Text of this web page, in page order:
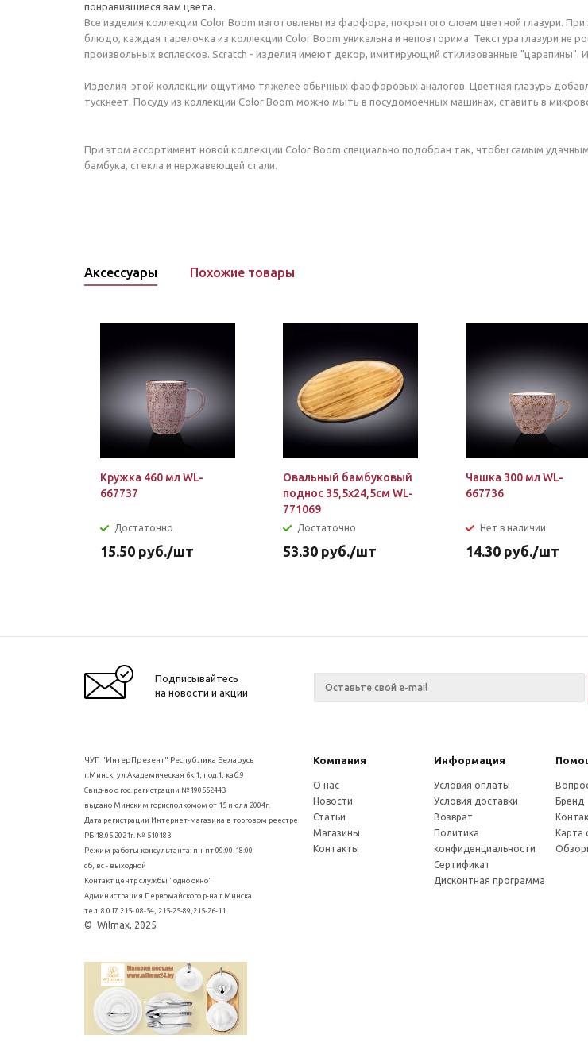
понравившиеся вам цвета.
Все изделия коллекции Color Boom изготовлены из фарфора, покрытого слоем цветной глазури.
блюдо, каждая тарелочка из коллекции Color Boom уникальна и неповторима. Текстура глазури не
произвольных всплесков. Scratch - изделия имеют декор, имитирующий стилизованные "царапины".
Изделия этой коллекции ощутимо тяжелее обычных фарфоровых аналогов. Цветная глазурь
тускнеет. Посуду из коллекции Color Boom можно мыть в посудомоечных машинах, ставить в
При этом ассортимент новой коллекции Color Boom специально подобран так, чтобы самым
бамбука, стекла и нержавеющей стали.
Аксессуары Похожие товары
Кружка 460 мл WL-
667737
Достаточно
15.50 руб./шт
Овальный бамбуковый
поднос 35,5х24,5см WL-
771069
Достаточно
53.30 руб./шт
Чашка 300 мл WL-
667736
Нет в наличии
14.30 руб./шт
Подписывайтесь
на новости и акции
ЧУП "ИнтерПрезент" Республика Беларусь
г.Минск, ул.Академическая 6к.1, под.1, каб.9
Свид-во о гос. регистрации №190552443
выдано Минским горисполкомом от 15 июля 2004г.
Дата регистрации Интернет-магазина в торговом реестре
РБ 18.05.2021г. № 510183
Режим работы консультанта: пн-пт 09:00-18:00
сб, вс - выходной
Контакт центр службы "одно окно"
Администрация Первомайского р-на г.Минска
тел. 8 017 215- 08-54, 215-25-89,215-26-11
© Wilmax, 2025
Компания Информация
О нас
Новости
Статьи
Магазины
Контакты
Условия оплаты
Условия доставки
Возврат
Политика
конфиденциальности
Сертификат
Дисконтная программа
Бренд
Карта